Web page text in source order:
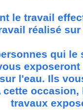
le travail
réalisé
qui
l'eau. Ils
travaux